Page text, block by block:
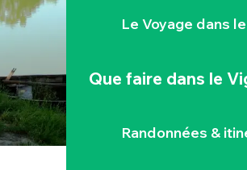
Le Voyage dans
Que faire dans le
Randonnées &